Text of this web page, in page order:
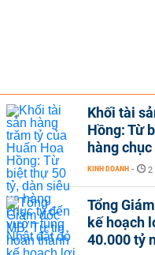
Khối tài
Hồng: Từ
hàng
KINH DOANH - 2
Tổng
kế hoạch
40.000 tỷ